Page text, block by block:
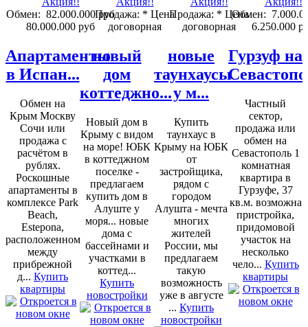
Обмен: 82.000.000 руб
80.000.000 руб
Апартаменты
в Испан...
Обмен на
Крым Москву
Сочи или
продажа с
расчётом в
рублях.
Роскошные
апартаменты в
комплексе Park
Beach,
Estepona,
расположенном
между
прибрежной
д... Купить
квартиры
Продажа: * Цена
договорная
новый
дом
коттеджно...
Новый дом в
Крыму с видом
на море! ЮБК
в коттеджном
поселке -
предлагаем
купить дом в
Алуште у
моря... новые
дома с
бассейнами и
участками в
коттед...
Купить
новостройки
Продажа: * Цена
договорная
новые
таунхаусы
у м...
Купить
таунхаус в
Крыму на ЮБК
от
застройщика,
рядом с
городом
Алушта - мечта
многих
жителей
России, мы
предлагаем
такую
возможность
уже в августе
... Купить
новостройки
Обмен:
6.250.000
Гурзуф на
Частный
сектор,
продажа или
обмен на
Севастополь 1
комнатная
квартира в
Гурзуфе, 37
кв.м. возможна
пристройка,
придомовой
участок на
несколько
чело... Купить
квартиры